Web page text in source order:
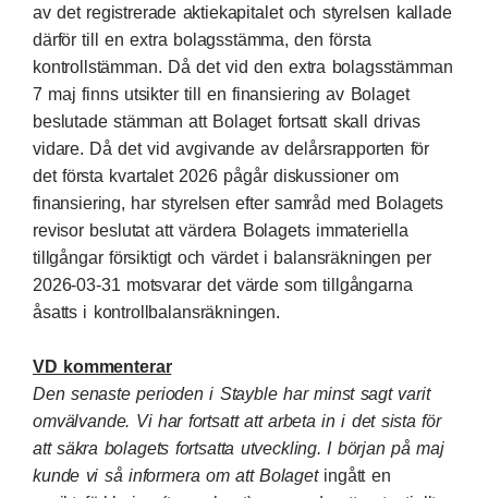
av det registrerade aktiekapitalet och styrelsen kallade
därför till en extra bolagsstämma, den första
kontrollstämman. Då det vid den extra bolagsstämman
7 maj finns utsikter till en finansiering av Bolaget
beslutade stämman att Bolaget fortsatt skall drivas
vidare. Då det vid avgivande av delårsrapporten för
det första kvartalet 2026 pågår diskussioner om
finansiering, har styrelsen efter samråd med Bolagets
revisor beslutat att värdera Bolagets immateriella
tillgångar försiktigt och värdet i balansräkningen per
2026-03-31 motsvarar det värde som tillgångarna
åsatts i kontrollbalansräkningen.
VD kommenterar
Den senaste perioden i Stayble har minst sagt varit
omvälvande. Vi har fortsatt att arbeta in i det sista för
att säkra bolagets fortsatta utveckling. I början på maj
kunde vi så informera om att Bolaget ingått en